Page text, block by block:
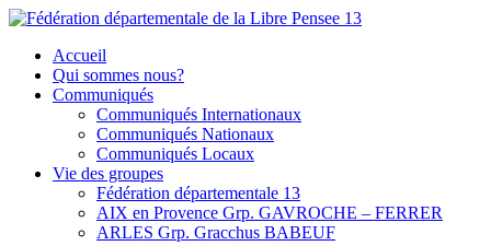
Skip
content
Fédération départementale de la Libre Pensee 13
Membre de la fédération Nationale de la Libre Pensée ni dieu ni
maitre
Accueil
Qui sommes nous?
Communiqués
Communiqués Internationaux
Communiqués Nationaux
Communiqués Locaux
Vie des groupes
Fédération départementale 13
AIX en Provence Grp. GAVROCHE – FERRER
ARLES Grp. Gracchus BABEUF